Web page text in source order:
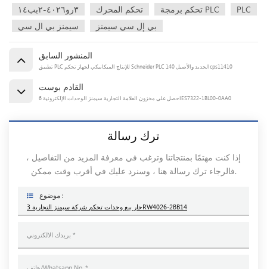
٣رو٤٠٢٦-٢بب١٤
تحكم المحرك تحكم برمجة PLC
PLC
سيمنز بي ال سي
بي إل سي سيمنز
المنشور السابق
تطبيق PLC للإنتاج الميكانيكي لجهاز تحكم Schneider PLC الجديد والأصيل 140cps11410
القادم بوست
احصل على مخزون العلامة التجارية سيمنز الوحدات الإلكترونية 6ES7322-1BL00-0AA0
ترك رسالة
إذا كنت مهتمًا بمنتجاتنا وترغب في معرفة المزيد من التفاصيل ،
فالرجاء ترك رسالة هنا ، وسنرد عليك في أقرب وقت ممكن.
موضوع :
حار بيع وحدات تحكم شركة سيمنز التجارية 3RW4026-2BB14